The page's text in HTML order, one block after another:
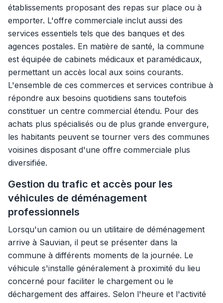
établissements proposant des repas sur place ou à
emporter. L'offre commerciale inclut aussi des
services essentiels tels que des banques et des
agences postales. En matière de santé, la commune
est équipée de cabinets médicaux et paramédicaux,
permettant un accès local aux soins courants.
L'ensemble de ces commerces et services contribue à
répondre aux besoins quotidiens sans toutefois
constituer un centre commercial étendu. Pour des
achats plus spécialisés ou de plus grande envergure,
les habitants peuvent se tourner vers des communes
voisines disposant d'une offre commerciale plus
diversifiée.
Gestion du trafic et accès pour les
véhicules de déménagement
professionnels
Lorsqu'un camion ou un utilitaire de déménagement
arrive à Sauvian, il peut se présenter dans la
commune à différents moments de la journée. Le
véhicule s'installe généralement à proximité du lieu
concerné pour faciliter le chargement ou le
déchargement des affaires. Selon l'heure et l'activité